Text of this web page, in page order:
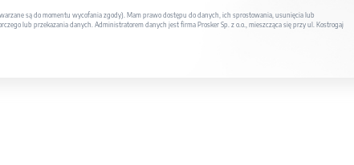
są do momentu wycofania zgody). Mam prawo dostępu do danych, ich sprostowania, usunięcia lub
lub przekazania danych. Administratorem danych jest firma Prosker Sp. z o.o., mieszcząca się przy ul. Kostrogaj